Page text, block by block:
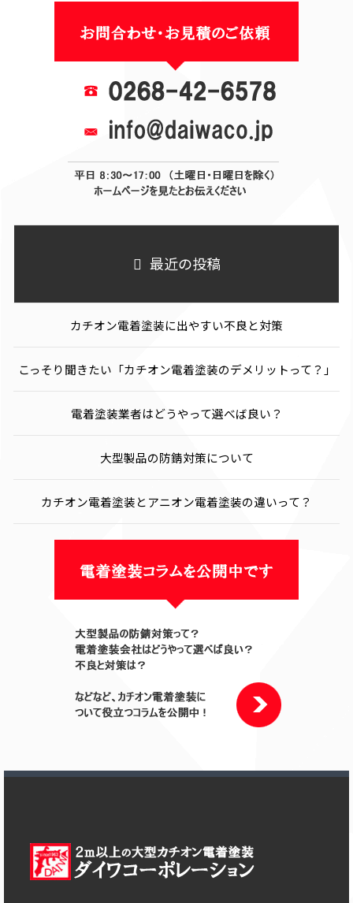
最近の投稿
カチオン電着塗装に出やすい不良と対策
こっそり聞きたい「カチオン電着塗装のデメリットって？」
電着塗装業者はどうやって選べば良い？
大型製品の防錆対策について
カチオン電着塗装とアニオン電着塗装の違いって？